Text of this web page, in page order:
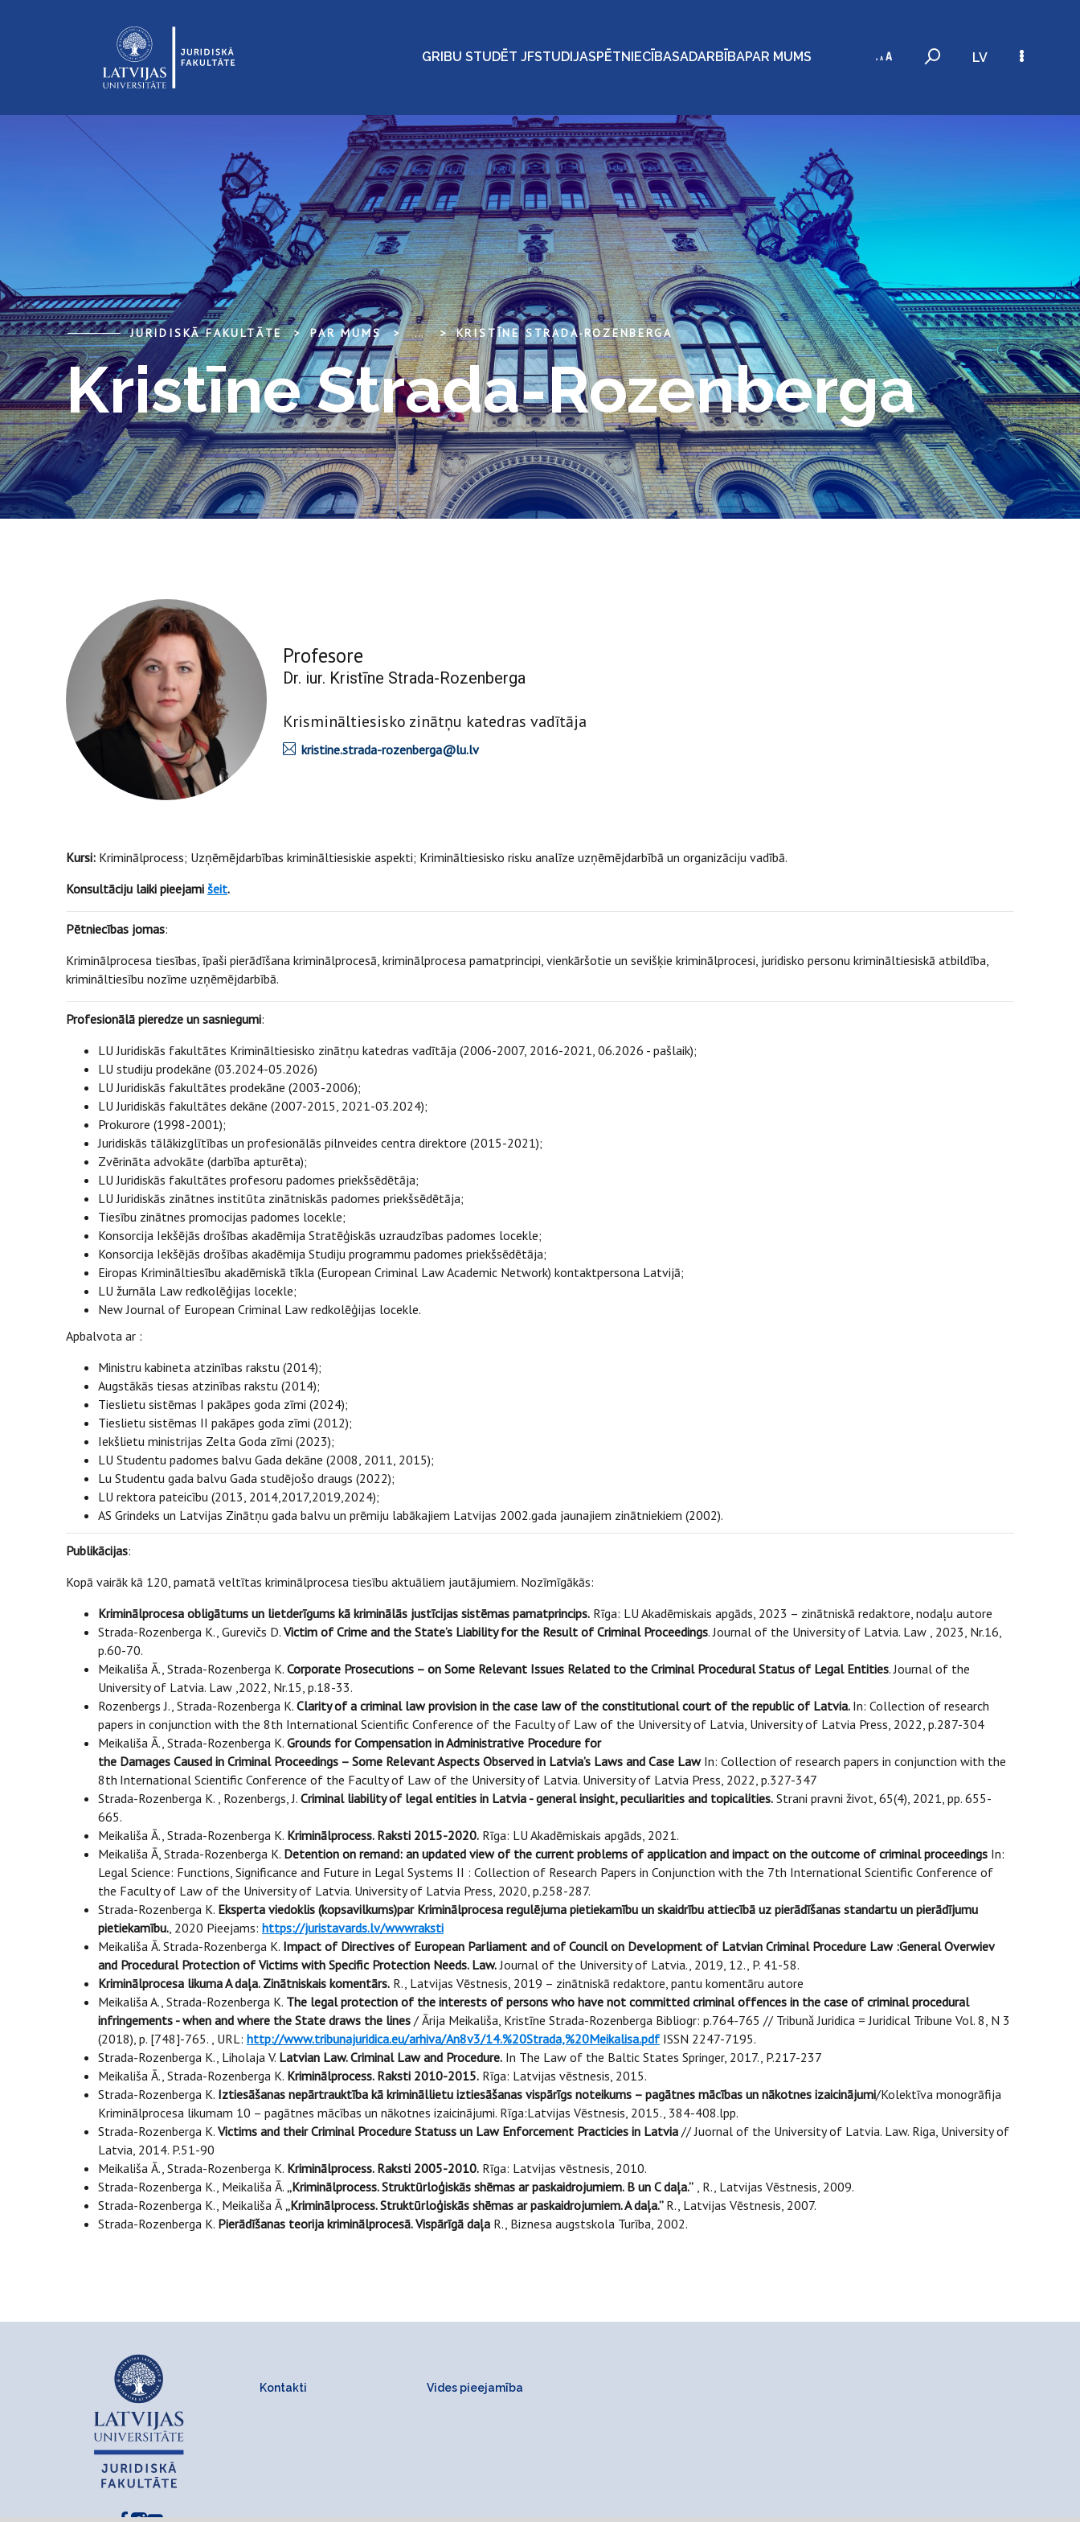
GRIBU STUDĒT JFSTUDIJASPĒTNIECĪBASADARBĪBAPAR MUMS LV
JURIDISKĀ FAKULTĀTE PAR MUMS ... KRISTĪNE STRADA-ROZENBERGA
Kristīne Strada-Rozenberga
Profesore
Dr. iur. Kristīne Strada-Rozenberga
Krismināltiesisko zinātņu katedras vadītāja
kristine.strada-rozenberga@lu.lv
Kursi: Kriminālprocess; Uzņēmējdarbības krimināltiesiskie aspekti; Krimināltiesisko risku analīze uzņēmējdarbībā un organizāciju vadībā.
Konsultāciju laiki pieejami šeit.
Pētniecības jomas:
Kriminālprocesa tiesības, īpaši pierādīšana kriminālprocesā, kriminālprocesa pamatprincipi, vienkāršotie un sevišķie kriminālprocesi, juridisko personu krimināltiesiskā atbildība,
krimināltiesību nozīme uzņēmējdarbībā.
Profesionālā pieredze un sasniegumi:
LU Juridiskās fakultātes Krimināltiesisko zinātņu katedras vadītāja (2006-2007, 2016-2021, 06.2026 - pašlaik);
LU studiju prodekāne (03.2024-05.2026)
LU Juridiskās fakultātes prodekāne (2003-2006);
LU Juridiskās fakultātes dekāne (2007-2015, 2021-03.2024);
Prokurore (1998-2001);
Juridiskās tālākizglītības un profesionālās pilnveides centra direktore (2015-2021);
Zvērināta advokāte (darbība apturēta);
LU Juridiskās fakultātes profesoru padomes priekšsēdētāja;
LU Juridiskās zinātnes institūta zinātniskās padomes priekšsēdētāja;
Tiesību zinātnes promocijas padomes locekle;
Konsorcija Iekšējās drošības akadēmija Stratēģiskās uzraudzības padomes locekle;
Konsorcija Iekšējās drošības akadēmija Studiju programmu padomes priekšsēdētāja;
Eiropas Krimināltiesību akadēmiskā tīkla (European Criminal Law Academic Network) kontaktpersona Latvijā;
LU žurnāla Law redkolēģijas locekle;
New Journal of European Criminal Law redkolēģijas locekle.
Apbalvota ar :
Ministru kabineta atzinības rakstu (2014);
Augstākās tiesas atzinības rakstu (2014);
Tieslietu sistēmas I pakāpes goda zīmi (2024);
Tieslietu sistēmas II pakāpes goda zīmi (2012);
Iekšlietu ministrijas Zelta Goda zīmi (2023);
LU Studentu padomes balvu Gada dekāne (2008, 2011, 2015);
Lu Studentu gada balvu Gada studējošo draugs (2022);
LU rektora pateicību (2013, 2014,2017,2019,2024);
AS Grindeks un Latvijas Zinātņu gada balvu un prēmiju labākajiem Latvijas 2002.gada jaunajiem zinātniekiem (2002).
Publikācijas:
Kopā vairāk kā 120, pamatā veltītas kriminālprocesa tiesību aktuāliem jautājumiem. Nozīmīgākās:
Kriminālprocesa obligātums un lietderīgums kā kriminālās justīcijas sistēmas pamatprincips. Rīga: LU Akadēmiskais apgāds, 2023 – zinātniskā redaktore, nodaļu autore
Strada-Rozenberga K., Gurevičs D. Victim of Crime and the State’s Liability for the Result of Criminal Proceedings. Journal of the University of Latvia. Law , 2023, Nr.16,
p.60-70.
Meikališa Ā., Strada-Rozenberga K. Corporate Prosecutions – on Some Relevant Issues Related to the Criminal Procedural Status of Legal Entities. Journal of the
University of Latvia. Law ,2022, Nr.15, p.18-33.
Rozenbergs J., Strada-Rozenberga K. Clarity of a criminal law provision in the case law of the constitutional court of the republic of Latvia. In: Collection of research
papers in conjunction with the 8th International Scientific Conference of the Faculty of Law of the University of Latvia, University of Latvia Press, 2022, p.287-304
Meikališa Ā., Strada-Rozenberga K. Grounds for Compensation in Administrative Procedure for
the Damages Caused in Criminal Proceedings – Some Relevant Aspects Observed in Latvia’s Laws and Case Law In: Collection of research papers in conjunction with the
8th International Scientific Conference of the Faculty of Law of the University of Latvia. University of Latvia Press, 2022, p.327-347
Strada-Rozenberga K. , Rozenbergs, J. Criminal liability of legal entities in Latvia - general insight, peculiarities and topicalities. Strani pravni život, 65(4), 2021, pp. 655-
665.
Meikališa Ā., Strada-Rozenberga K. Kriminālprocess. Raksti 2015-2020. Rīga: LU Akadēmiskais apgāds, 2021.
Meikališa Ā, Strada-Rozenberga K. Detention on remand: an updated view of the current problems of application and impact on the outcome of criminal proceedings In:
Legal Science: Functions, Significance and Future in Legal Systems II : Collection of Research Papers in Conjunction with the 7th International Scientific Conference of
the Faculty of Law of the University of Latvia. University of Latvia Press, 2020, p.258-287.
Strada-Rozenberga K. Eksperta viedoklis (kopsavilkums)par Kriminālprocesa regulējuma pietiekamību un skaidrību attiecībā uz pierādīšanas standartu un pierādījumu
pietiekamību., 2020 Pieejams: https://juristavards.lv/wwwraksti
Meikališa Ā. Strada-Rozenberga K. Impact of Directives of European Parliament and of Council on Development of Latvian Criminal Procedure Law :General Overwiev
and Procedural Protection of Victims with Specific Protection Needs. Law.Journal of the University of Latvia., 2019, 12., P. 41-58.
Kriminālprocesa likuma A daļa. Zinātniskais komentārs. R., Latvijas Vēstnesis, 2019 – zinātniskā redaktore, pantu komentāru autore
Meikališa A., Strada-Rozenberga K. The legal protection of the interests of persons who have not committed criminal offences in the case of criminal procedural
infringements - when and where the State draws the lines / Ārija Meikališa, Kristīne Strada-Rozenberga Bibliogr: p.764-765 // Tribunǎ Juridica = Juridical Tribune Vol. 8, N 3
(2018), p. [748]-765. , URL: http://www.tribunajuridica.eu/arhiva/An8v3/14.%20Strada,%20Meikalisa.pdfISSN 2247-7195.
Strada-Rozenberga K., Liholaja V. Latvian Law. Criminal Law and Procedure. In The Law of the Baltic States Springer, 2017., P.217-237
Meikališa Ā., Strada-Rozenberga K. Kriminālprocess. Raksti 2010-2015. Rīga: Latvijas vēstnesis, 2015.
Strada-Rozenberga K. Iztiesāšanas nepārtrauktība kā krimināllietu iztiesāšanas vispārīgs noteikums – pagātnes mācības un nākotnes izaicinājumi/Kolektīva monogrāfija
Kriminālprocesa likumam 10 – pagātnes mācības un nākotnes izaicinājumi. Rīga:Latvijas Vēstnesis, 2015., 384-408.lpp.
Strada-Rozenberga K. Victims and their Criminal Procedure Statuss un Law Enforcement Practicies in Latvia // Juornal of the University of Latvia. Law. Riga, University of
Latvia, 2014. P.51-90
Meikališa Ā., Strada-Rozenberga K. Kriminālprocess. Raksti 2005-2010. Rīga: Latvijas vēstnesis, 2010.
Strada-Rozenberga K., Meikališa Ā. „Kriminālprocess. Struktūrloģiskās shēmas ar paskaidrojumiem. B un C daļa.” , R., Latvijas Vēstnesis, 2009.
Strada-Rozenberga K., Meikališa Ā „Kriminālprocess. Struktūrloģiskās shēmas ar paskaidrojumiem. A daļa.” R., Latvijas Vēstnesis, 2007.
Strada-Rozenberga K. Pierādīšanas teorija kriminālprocesā. Vispārīgā daļa R., Biznesa augstskola Turība, 2002.
Kontakti Vides pieejamība